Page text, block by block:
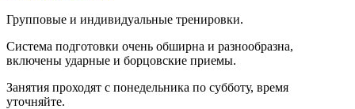
Групповые и индивидуальные тренировки.
Система подготовки очень обширна и разнообразна,
включены ударные и борцовские приемы.
Занятия проходят с понедельника по субботу, время
уточняйте.